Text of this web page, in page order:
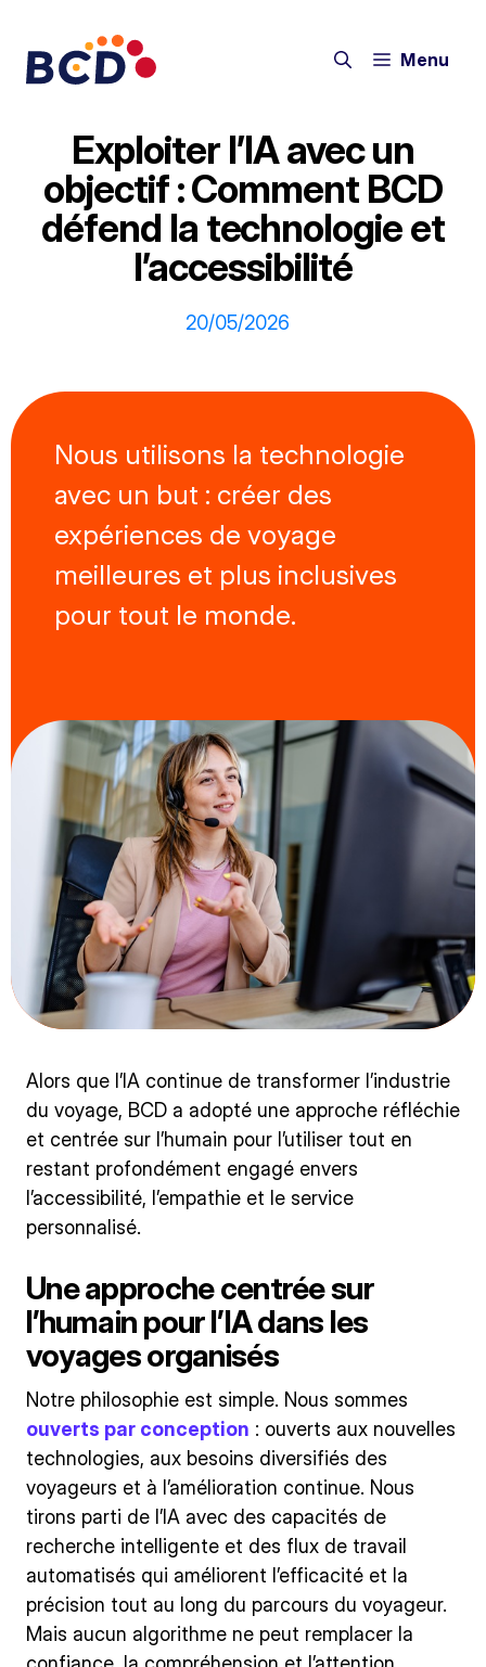
contenu
Menu
Exploiter l’IA avec un
objectif : Comment BCD
défend la technologie et
l’accessibilité
20/05/2026
Nous utilisons la technologie
avec un but : créer des
expériences de voyage
meilleures et plus inclusives
pour tout le monde.
Alors que l’IA continue de transformer l’industrie
du voyage, BCD a adopté une approche réfléchie
et centrée sur l’humain pour l’utiliser tout en
restant profondément engagé envers
l’accessibilité, l’empathie et le service
personnalisé.
Une approche centrée sur
l’humain pour l’IA dans les
voyages organisés
Notre philosophie est simple. Nous sommes
ouverts par conception : ouverts aux nouvelles
technologies, aux besoins diversifiés des
voyageurs et à l’amélioration continue. Nous
tirons parti de l’IA avec des capacités de
recherche intelligente et des flux de travail
automatisés qui améliorent l’efficacité et la
précision tout au long du parcours du voyageur.
Mais aucun algorithme ne peut remplacer la